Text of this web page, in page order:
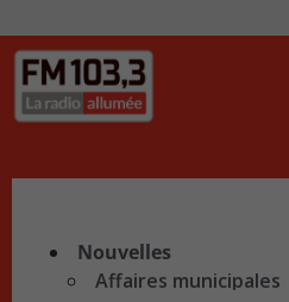
Nouvelles
Affaires municipales